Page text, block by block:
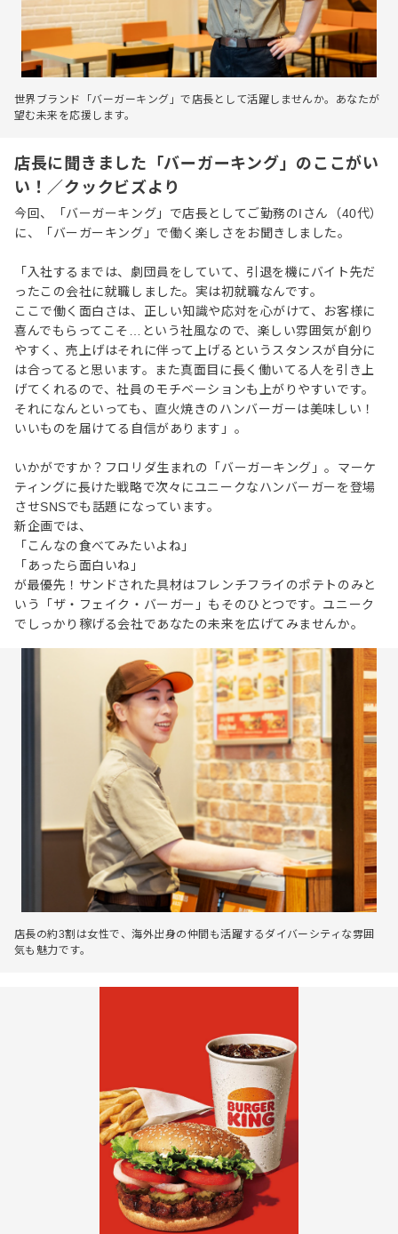
世界ブランド「バーガーキング」で店長として活躍しませんか。あなたが
望む未来を応援します。
店長に聞きました「バーガーキング」のここがい
い！／クックビズより
今回、「バーガーキング」で店長としてご勤務のIさん（40代）
に、「バーガーキング」で働く楽しさをお聞きしました。
「入社するまでは、劇団員をしていて、引退を機にバイト先だ
ったこの会社に就職しました。実は初就職なんです。
ここで働く面白さは、正しい知識や応対を心がけて、お客様に
喜んでもらってこそ…という社風なので、楽しい雰囲気が創り
やすく、売上げはそれに伴って上げるというスタンスが自分に
は合ってると思います。また真面目に長く働いてる人を引き上
げてくれるので、社員のモチベーションも上がりやすいです。
それになんといっても、直火焼きのハンバーガーは美味しい！
いいものを届けてる自信があります」。
いかがですか？フロリダ生まれの「バーガーキング」。マーケ
ティングに長けた戦略で次々にユニークなハンバーガーを登場
させSNSでも話題になっています。
新企画では、
「こんなの食べてみたいよね」
「あったら面白いね」
が最優先！サンドされた具材はフレンチフライのポテトのみと
いう「ザ・フェイク・バーガー」もそのひとつです。ユニーク
でしっかり稼げる会社であなたの未来を広げてみませんか。
店長の約3割は女性で、海外出身の仲間も活躍するダイバーシティな雰囲
気も魅力です。